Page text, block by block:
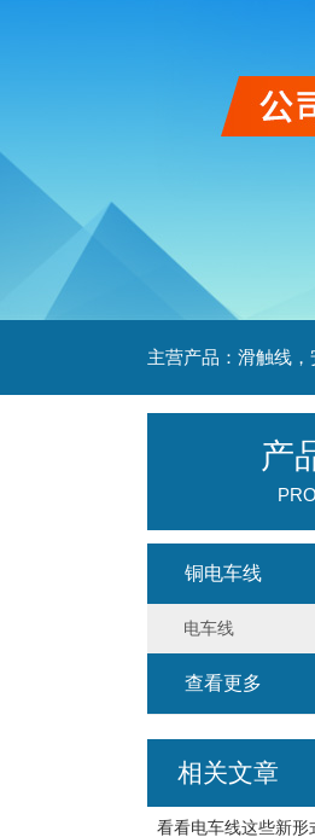
产
铜电车线
电车线
查看更多
相关文章
看看电车线这些新形